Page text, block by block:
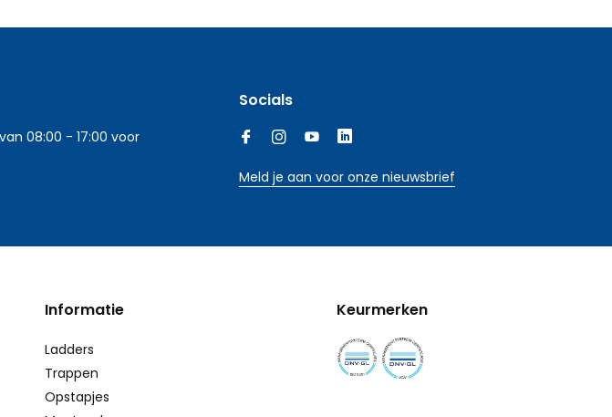
08:00 - 17:00 voor
Socials
Meld je aan voor onze nieuwsbrief
Informatie
Ladders
Trappen
Opstapjes
Keurmerken